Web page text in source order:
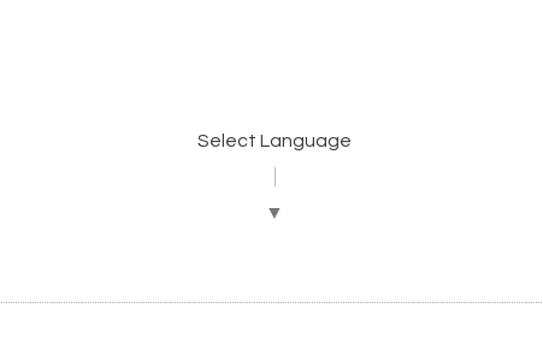
Select Language
▼